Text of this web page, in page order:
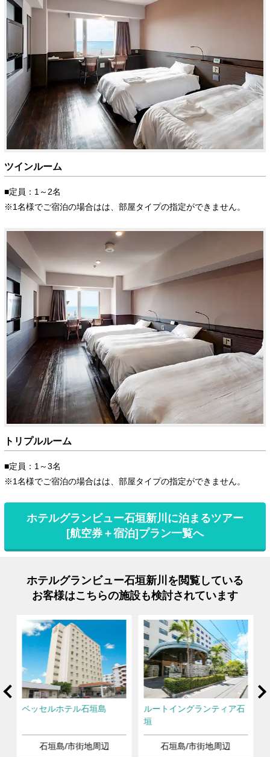
ツインルーム
■定員：1～2名
※1名様でご宿泊の場合はは、部屋タイプの指定ができません。
トリプルルーム
■定員：1～3名
※1名様でご宿泊の場合はは、部屋タイプの指定ができません。
ホテルグランビュー石垣新川に泊まるツアー
[航空券＋宿泊]プラン一覧へ
ホテルグランビュー石垣新川を閲覧している
お客様はこちらの施設も検討されています
ベッセルホテル石垣島
石垣島/市街地周辺
ルートイングランティア石
垣
石垣島/市街地周辺